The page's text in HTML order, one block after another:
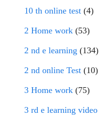
10 th online test (4)
2 Home work (53)
2 nd e learning (134)
2 nd online Test (10)
3 Home work (75)
3 rd e learning video